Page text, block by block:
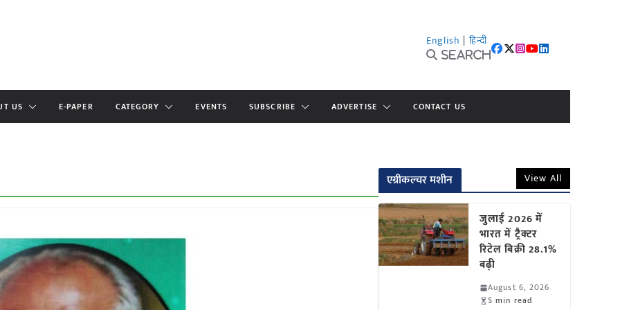
English | हिन्दी
Search
US E-PAPER CATEGORY EVENTS SUBSCRIBE ADVERTISE CONTACT US
एग्रीकल्चर मशीन View All
जुलाई 2026 में
भारत में ट्रैक्टर
रिटेल बिक्री 28.1%
बढ़ी
August 6, 2026
5 min read